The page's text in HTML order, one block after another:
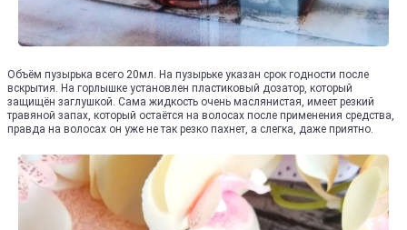
Объём пузырька всего 20мл. На пузырьке указан срок годности после
вскрытия. На горлышке установлен пластиковый дозатор, который
защищён заглушкой. Сама жидкость очень маслянистая, имеет резкий
травяной запах, который остаётся на волосах после применения средства,
правда на волосах он уже не так резко пахнет, а слегка, даже приятно.